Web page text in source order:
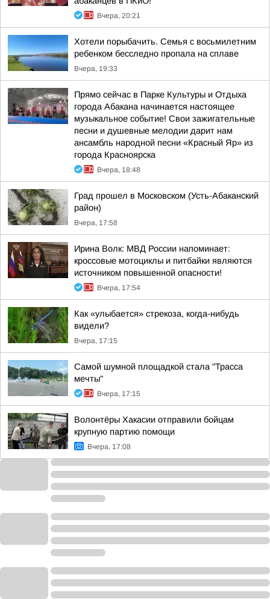
Вчера, 20:21
Хотели порыбачить. Семья с восьмилетним
ребенком бесследно пропала на сплаве
Вчера, 19:33
Прямо сейчас в Парке Культуры и Отдыха
города Абакана начинается настоящее
музыкальное событие! Свои зажигательные
песни и душевные мелодии дарит нам
ансамбль народной песни «Красный Яр» из
города Красноярска
Вчера, 18:48
Град прошел в Московском (Усть-Абаканский
район)
Вчера, 17:58
Ирина Волк: МВД России напоминает:
кроссовые мотоциклы и питбайки являются
источником повышенной опасности!
Вчера, 17:54
Как «улыбается» стрекоза, когда-нибудь
видели?
Вчера, 17:15
Самой шумной площадкой стала "Трасса
мечты"
Вчера, 17:15
Волонтёры Хакасии отправили бойцам
крупную партию помощи
Вчера, 17:08